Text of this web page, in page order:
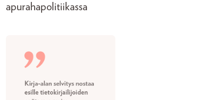
apurahapolitiikassa